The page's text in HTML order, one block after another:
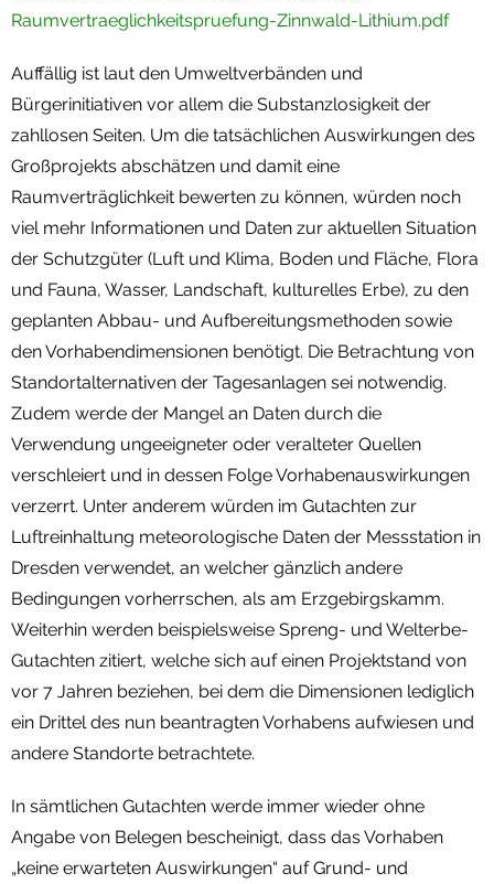
Raumvertraeglichkeitspruefung-Zinnwald-Lithium.pdf
Auffällig ist laut den Umweltverbänden und
Bürgerinitiativen vor allem die Substanzlosigkeit der
zahllosen Seiten. Um die tatsächlichen Auswirkungen des
Großprojekts abschätzen und damit eine
Raumverträglichkeit bewerten zu können, würden noch
viel mehr Informationen und Daten zur aktuellen Situation
der Schutzgüter (Luft und Klima, Boden und Fläche, Flora
und Fauna, Wasser, Landschaft, kulturelles Erbe), zu den
geplanten Abbau- und Aufbereitungsmethoden sowie
den Vorhabendimensionen benötigt. Die Betrachtung von
Standortalternativen der Tagesanlagen sei notwendig.
Zudem werde der Mangel an Daten durch die
Verwendung ungeeigneter oder veralteter Quellen
verschleiert und in dessen Folge Vorhabenauswirkungen
verzerrt. Unter anderem würden im Gutachten zur
Luftreinhaltung meteorologische Daten der Messstation in
Dresden verwendet, an welcher gänzlich andere
Bedingungen vorherrschen, als am Erzgebirgskamm.
Weiterhin werden beispielsweise Spreng- und Welterbe-
Gutachten zitiert, welche sich auf einen Projektstand von
vor 7 Jahren beziehen, bei dem die Dimensionen lediglich
ein Drittel des nun beantragten Vorhabens aufwiesen und
andere Standorte betrachtete.
In sämtlichen Gutachten werde immer wieder ohne
Angabe von Belegen bescheinigt, dass das Vorhaben
„keine erwarteten Auswirkungen“ auf Grund- und